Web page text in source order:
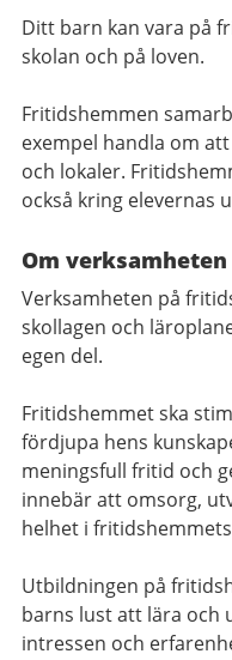
Ditt barn kan vara på
skolan och på loven.
Fritidshemmen
exempel handla om
och lokaler.
också kring elevernas
Om
Verksamheten på
skollagen och
egen del.
Fritidshemmet ska
fördjupa hens
meningsfull fritid och
innebär att omsorg,
helhet i
Utbildningen på
barns lust att lära och
intressen och